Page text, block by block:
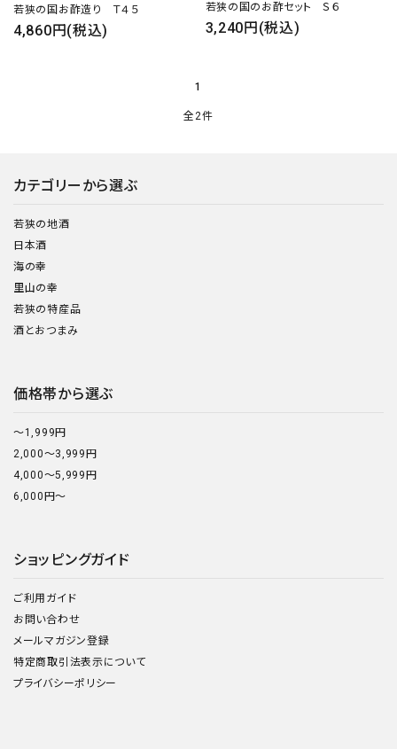
若狭の国お酢造り Ｔ４５
4,860円(税込)
若狭の国のお酢セット Ｓ６
3,240円(税込)
1
全2件
カテゴリーから選ぶ
若狭の地酒
日本酒
海の幸
里山の幸
若狭の特産品
酒とおつまみ
価格帯から選ぶ
～1,999円
2,000～3,999円
4,000～5,999円
6,000円～
ショッピングガイド
ご利用ガイド
お問い合わせ
メールマガジン登録
特定商取引法表示について
プライバシーポリシー